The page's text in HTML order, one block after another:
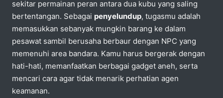
sekitar permainan peran antara dua kubu yang saling
bertentangan. Sebagai penyelundup, tugasmu adalah
memasukkan sebanyak mungkin barang ke dalam
pesawat sambil berusaha berbaur dengan NPC yang
memenuhi area bandara. Kamu harus bergerak dengan
hati-hati, memanfaatkan berbagai gadget aneh, serta
mencari cara agar tidak menarik perhatian agen
keamanan.